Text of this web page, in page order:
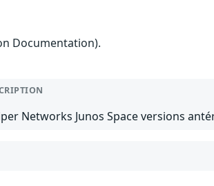
Documentation).
Networks Junos Space versions